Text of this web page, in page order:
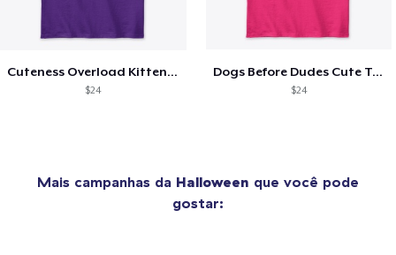
Cuteness Overload Kitten Tee
$24
Dogs Before Dudes Cute Tee
$24
Mais campanhas da Halloween que você pode
gostar: